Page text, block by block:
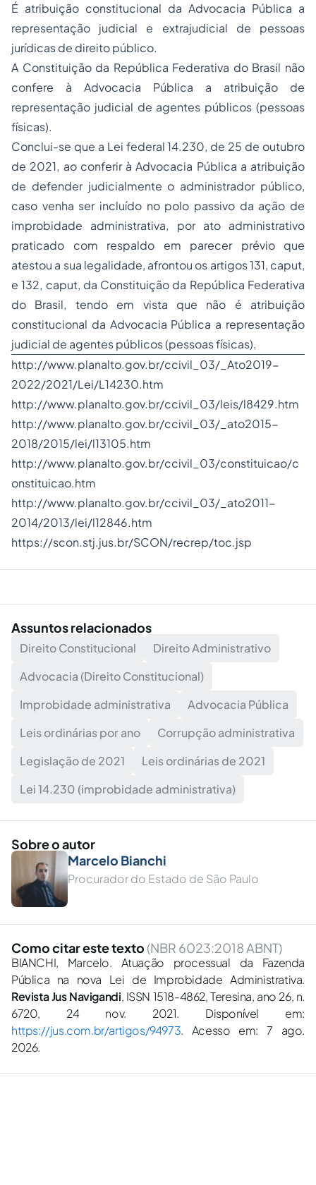
É atribuição constitucional da Advocacia Pública a
representação judicial e extrajudicial de pessoas
jurídicas de direito público.
A Constituição da República Federativa do Brasil não
confere à Advocacia Pública a atribuição de
representação judicial de agentes públicos (pessoas
físicas).
Conclui-se que a Lei federal 14.230, de 25 de outubro
de 2021, ao conferir à Advocacia Pública a atribuição
de defender judicialmente o administrador público,
caso venha ser incluído no polo passivo da ação de
improbidade administrativa, por ato administrativo
praticado com respaldo em parecer prévio que
atestou a sua legalidade, afrontou os artigos 131, caput,
e 132, caput, da Constituição da República Federativa
do Brasil, tendo em vista que não é atribuição
constitucional da Advocacia Pública a representação
judicial de agentes públicos (pessoas físicas).
http://www.planalto.gov.br/ccivil_03/_Ato2019-
2022/2021/Lei/L14230.htm
http://www.planalto.gov.br/ccivil_03/leis/l8429.htm
http://www.planalto.gov.br/ccivil_03/_ato2015-
2018/2015/lei/l13105.htm
http://www.planalto.gov.br/ccivil_03/constituicao/c
onstituicao.htm
http://www.planalto.gov.br/ccivil_03/_ato2011-
2014/2013/lei/l12846.htm
https://scon.stj.jus.br/SCON/recrep/toc.jsp
Assuntos relacionados
Direito Constitucional
Direito Administrativo
Advocacia (Direito Constitucional)
Improbidade administrativa
Advocacia Pública
Leis ordinárias por ano
Corrupção administrativa
Legislação de 2021
Leis ordinárias de 2021
Lei 14.230 (improbidade administrativa)
Sobre o autor
Marcelo Bianchi
Procurador do Estado de São Paulo
Como citar este texto (NBR 6023:2018 ABNT)
BIANCHI, Marcelo. Atuação processual da Fazenda
Pública na nova Lei de Improbidade Administrativa.
Revista Jus Navigandi, ISSN 1518-4862, Teresina, ano 26, n.
6720, 24 nov. 2021. Disponível em:
https://jus.com.br/artigos/94973. Acesso em: 7 ago.
2026.